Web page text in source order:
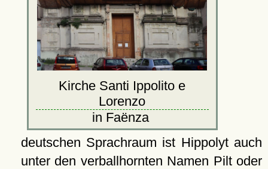
Kirche Santi Ippolito e
Lorenzo
in Faënza
deutschen Sprachraum ist Hippolyt auch
unter den verballhornten Namen Pilt oder